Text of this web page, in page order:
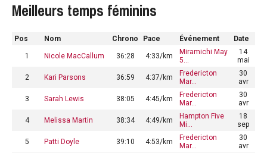
Meilleurs temps féminins
Pos Nom Chrono Pace Événement Date
1 Nicole MacCallum 36:28 4:33/km
Miramichi May
5…
14
mai
2 Kari Parsons 36:59 4:37/km
Fredericton
Mar…
30
avr
3 Sarah Lewis 38:05 4:45/km
Fredericton
Mar…
30
avr
4 Melissa Martin 38:34 4:49/km
Hampton Five
Mi…
18
sep
5 Patti Doyle 39:10 4:53/km
Fredericton
Mar…
30
avr